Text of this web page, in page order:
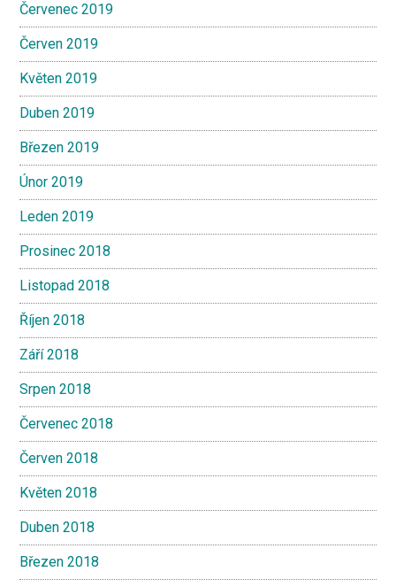
Červenec 2019
Červen 2019
Květen 2019
Duben 2019
Březen 2019
Únor 2019
Leden 2019
Prosinec 2018
Listopad 2018
Říjen 2018
Září 2018
Srpen 2018
Červenec 2018
Červen 2018
Květen 2018
Duben 2018
Březen 2018